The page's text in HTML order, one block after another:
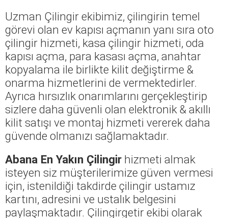
Uzman Çilingir ekibimiz, çilingirin temel
görevi olan ev kapısı açmanın yanı sıra oto
çilingir hizmeti, kasa çilingir hizmeti, oda
kapısı açma, para kasası açma, anahtar
kopyalama ile birlikte kilit değiştirme &
onarma hizmetlerini de vermektedirler.
Ayrıca hırsızlık onarımlarını gerçekleştirip
sizlere daha güvenli olan elektronik & akıllı
kilit satışı ve montaj hizmeti vererek daha
güvende olmanızı sağlamaktadır.
Abana En Yakın Çilingir hizmeti almak
isteyen siz müşterilerimize güven vermesi
için, istenildiği takdirde çilingir ustamız
kartını, adresini ve ustalık belgesini
paylaşmaktadır. Çilingirgetir ekibi olarak